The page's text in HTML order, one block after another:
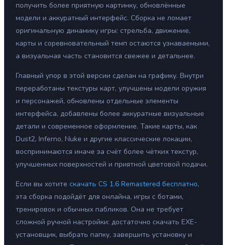
получить более приятную картинку, обновлённые
модели и аккуратный интерфейс. Сборка не ломает
оригинальную динамику игры: стрельба, движение,
карты и соревновательный темп остаются узнаваемыми,
а визуальная часть становится свежее и детальнее.
Главный упор в этой версии сделан на графику. Внутри
переработаны текстуры карт, улучшены модели оружия
и персонажей, обновлены отдельные элементы
интерфейса, добавлены более аккуратные визуальные
детали и современное оформление. Такие карты, как
Dust2, Inferno, Nuke и другие классические локации,
воспринимаются иначе за счёт более чётких текстур,
улучшенных поверхностей и приятной цветовой подачи.
Если вы хотите скачать CS 1.6 Remastered бесплатно,
эта сборка подойдёт для онлайна, игры с ботами,
тренировок и обычных пабликов. Она не требует
сложной ручной настройки: достаточно скачать EXE-
установщик, выбрать папку, завершить установку и